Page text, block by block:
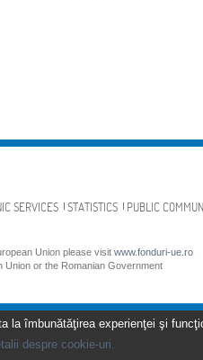
SERVICES STATISTICS PUBLIC
Union please visit www.fonduri-ue.ro
Union or the Romanian Government
la îmbunătăţirea experienţei şi
despre cookie-uri.